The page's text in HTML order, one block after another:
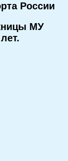
России
МУ